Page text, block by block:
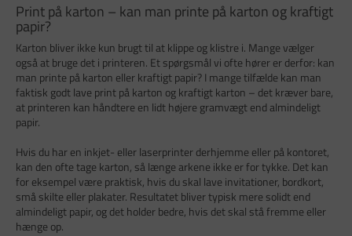
Print på karton – kan man printe på karton og kraftigt
papir?
Karton bliver ikke kun brugt til at klippe og klistre i. Mange vælger
også at bruge det i printeren. Et spørgsmål vi ofte hører er derfor: kan
man printe på karton eller kraftigt papir? I mange tilfælde kan man
faktisk godt lave print på karton og kraftigt karton – det kræver bare,
at printeren kan håndtere en lidt højere gramvægt end almindeligt
papir.
Hvis du har en inkjet- eller laserprinter derhjemme eller på kontoret,
kan den ofte tage karton, så længe arkene ikke er for tykke. Det kan
for eksempel være praktisk, hvis du skal lave invitationer, bordkort,
små skilte eller plakater. Resultatet bliver typisk mere solidt end
almindeligt papir, og det holder bedre, hvis det skal stå fremme eller
hænge op.